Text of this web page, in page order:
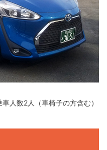
人数2人（車椅子の方含む）